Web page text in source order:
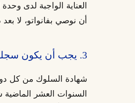
العناية الواجبة لدى
أن نوصي بفانواتو، لا
3. يجب أن يكون سجلكم الجنائي نظيفًا
شهادة السلوك من كل
السنوات العشر